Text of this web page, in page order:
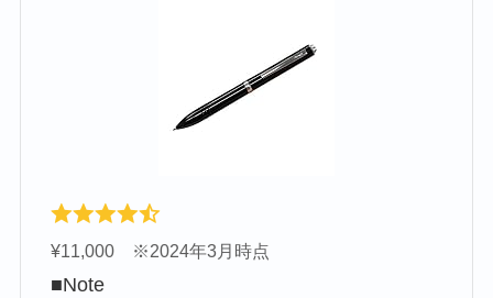
¥11,000 ※2024年3月時点
■Note